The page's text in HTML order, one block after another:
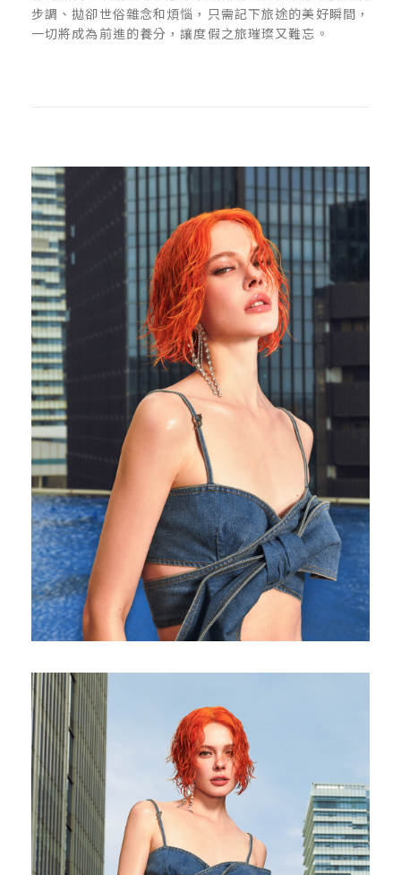
步調、拋卻世俗雜念和煩惱，只需記下旅途的美好瞬間，
一切將成為前進的養分，讓度假之旅璀璨又難忘。